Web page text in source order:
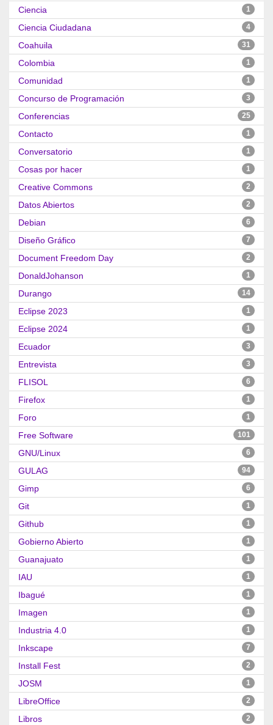
Ciencia 1
Ciencia Ciudadana 4
Coahuila 31
Colombia 1
Comunidad 1
Concurso de Programación 3
Conferencias 25
Contacto 1
Conversatorio 1
Cosas por hacer 1
Creative Commons 2
Datos Abiertos 2
Debian 6
Diseño Gráfico 7
Document Freedom Day 2
DonaldJohanson 1
Durango 14
Eclipse 2023 1
Eclipse 2024 1
Ecuador 3
Entrevista 3
FLISOL 6
Firefox 1
Foro 1
Free Software 101
GNU/Linux 6
GULAG 94
Gimp 6
Git 1
Github 1
Gobierno Abierto 1
Guanajuato 1
IAU 1
Ibagué 1
Imagen 1
Industria 4.0 1
Inkscape 7
Install Fest 2
JOSM 1
LibreOffice 2
Libros 2